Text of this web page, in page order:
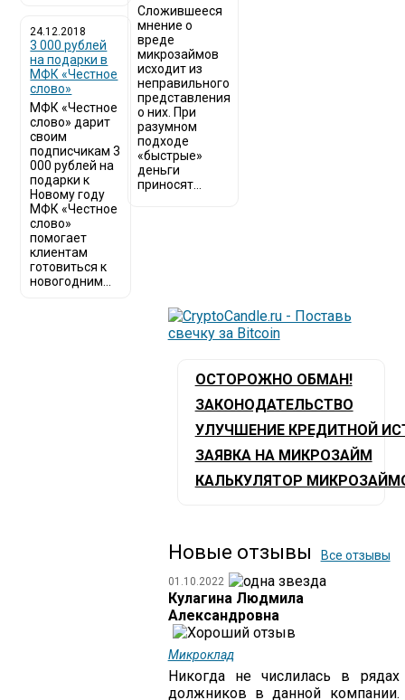
24.12.2018
3 000 рублей
на подарки в
МФК «Честное
слово»
МФК «Честное
слово» дарит
своим
подписчикам 3
000 рублей на
подарки к
Новому году
МФК «Честное
слово»
помогает
клиентам
готовиться к
новогодним...
Сложившееся
мнение о
вреде
микрозаймов
исходит из
неправильного
представления
о них. При
разумном
подходе
«быстрые»
деньги
приносят...
ОСТОРОЖНО ОБМАН!
ЗАКОНОДАТЕЛЬСТВО
УЛУЧШЕНИЕ КРЕДИТНОЙ
ЗАЯВКА НА МИКРОЗАЙМ
КАЛЬКУЛЯТОР
Новые отзывы Все отзывы
01.10.2022
Кулагина Людмила
Александровна
Микроклад
Никогда не числилась в рядах
должников в данной компании.